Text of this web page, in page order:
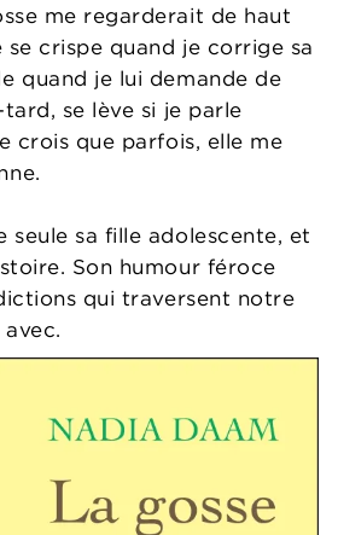
me regarderait de haut
crispe quand je corrige sa
quand je lui demande de
se lève si je parle
crois que parfois, elle me
seule sa fille adolescente, et
Son humour féroce
qui traversent notre